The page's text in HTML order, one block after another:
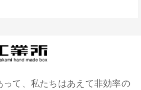
て、私たちはあえて非効率の